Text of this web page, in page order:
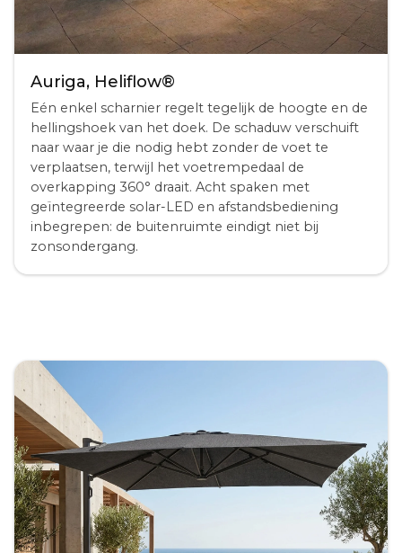
Auriga, Heliflow®
Eén enkel scharnier regelt tegelijk de hoogte en de
hellingshoek van het doek. De schaduw verschuift
naar waar je die nodig hebt zonder de voet te
verplaatsen, terwijl het voetrempedaal de
overkapping 360° draait. Acht spaken met
geïntegreerde solar-LED en afstandsbediening
inbegrepen: de buitenruimte eindigt niet bij
zonsondergang.